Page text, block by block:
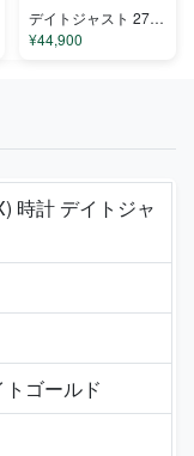
デイトジャスト 279160 コピー
¥44,900
時計 デイトジャ
ゴールド